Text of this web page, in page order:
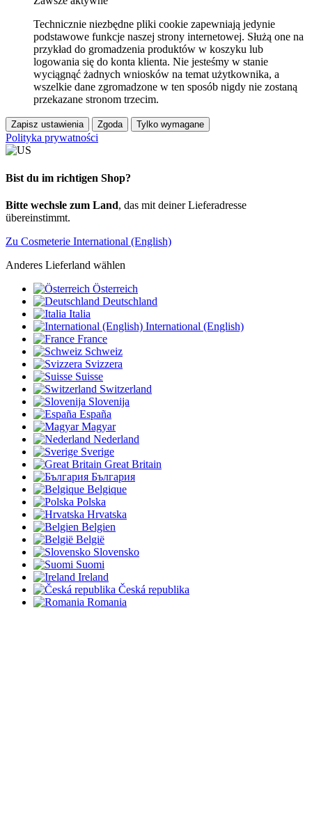
Technicznie niezbędne pliki cookie zapewniają jedynie
podstawowe funkcje naszej strony internetowej. Służą one na
przykład do gromadzenia produktów w koszyku lub
logowania się do konta klienta. Nie jesteśmy w stanie
wyciągnąć żadnych wniosków na temat użytkownika, a
wszelkie dane zgromadzone w ten sposób nigdy nie zostaną
przekazane stronom trzecim.
Zapisz ustawienia Zgoda Tylko wymagane
Polityka prywatności
Bist du im richtigen Shop?
Bitte wechsle zum Land, das mit deiner Lieferadresse
übereinstimmt.
Zu Cosmeterie International (English)
Anderes Lieferland wählen
Österreich
Deutschland
Italia
International (English)
France
Schweiz
Svizzera
Suisse
Switzerland
Slovenija
España
Magyar
Nederland
Sverige
Great Britain
България
Belgique
Polska
Hrvatska
Belgien
België
Slovensko
Suomi
Ireland
Česká republika
Romania